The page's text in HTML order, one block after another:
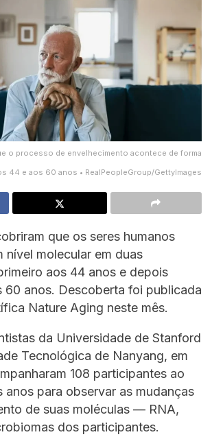
o processo de envelhecimento acontece de forma
44 e aos 60 anos • RealPeopleGroup/GettyImages
que os seres humanos
nível molecular em duas
aos 44 anos e depois
60 anos. Descoberta foi publicada
Nature Aging neste mês.
da Universidade de Stanford
Tecnológica de Nanyang, em
108 participantes ao
anos para observar as mudanças
de suas moléculas — RNA,
dos participantes.